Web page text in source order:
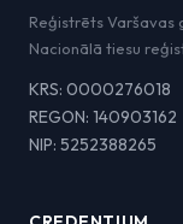
Reģistrēts
Nacionālā tiesu
KRS: 0000276018
REGON: 140903162
NIP: 5252388265